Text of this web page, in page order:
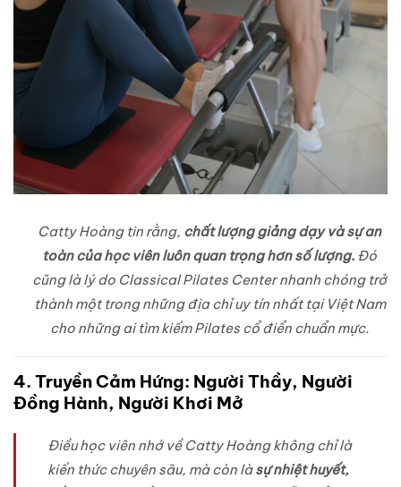
Catty Hoàng tin rằng, chất lượng giảng dạy và sự an
toàn của học viên luôn quan trọng hơn số lượng. Đó
cũng là lý do Classical Pilates Center nhanh chóng trở
thành một trong những địa chỉ uy tín nhất tại Việt Nam
cho những ai tìm kiếm Pilates cổ điển chuẩn mực.
4. Truyền Cảm Hứng: Người Thầy, Người
Đồng Hành, Người Khơi Mở
Điều học viên nhớ về Catty Hoàng không chỉ là
kiến thức chuyên sâu, mà còn làsự nhiệt huyết,